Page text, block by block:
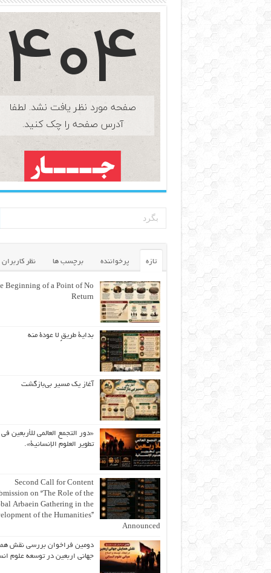
تازه پرخواننده برچسب ها نظر کاربران
Beginning of a Point of No
Return
بداية طريقٍ لا عودة منه
آغاز یک مسیر بی‌بازگشت
«دور التجمع العالمي للأربعين في
تطوير العلوم الإنسانية».
Second Call for Content
on “The Role of the
Arbaein Gathering in the
of the Humanities”
Announced
دومین فراخوان بررسی نقش
جهانی اربعین در توسعه علوم